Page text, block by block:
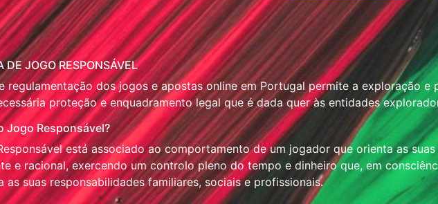
DE JOGO RESPONSÁVEL
regulamentação dos jogos e apostas online em Portugal permite a exploração e
proteção e enquadramento legal que é dada quer às entidades
Jogo Responsável?
está associado ao comportamento de um jogador que orienta as
e racional, exercendo um controlo pleno do tempo e dinheiro que, em
as suas responsabilidades familiares, sociais e profissionais.